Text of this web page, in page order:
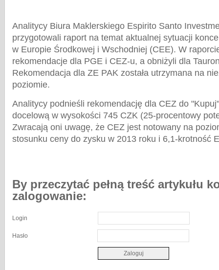
Analitycy Biura Maklerskiego Espirito Santo
przygotowali raport na temat aktualnej sytuacji
w Europie Środkowej i Wschodniej (CEE). W
rekomendacje dla PGE i CEZ-u, a obniżyli dla
Rekomendacja dla ZE PAK została utrzymana na
poziomie.
Analitycy podnieśli rekomendację dla CEZ do
docelową w wysokości 745 CZK (25-procentowy
Zwracają oni uwagę, że CEZ jest notowany na
stosunku ceny do zysku w 2013 roku i 6,1-krotność
By przeczytać pełną treść artykułu
zalogowanie:
Login
Hasło